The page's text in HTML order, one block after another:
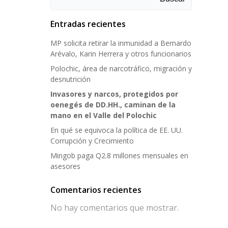
Entradas recientes
MP solicita retirar la inmunidad a Bernardo
Arévalo, Karin Herrera y otros funcionarios
Polochic, área de narcotráfico, migración y
desnutrición
Invasores y narcos, protegidos por
oenegés de DD.HH., caminan de la
mano en el Valle del Polochic
En qué se equivoca la política de EE. UU.
Corrupción y Crecimiento
Mingob paga Q2.8 millones mensuales en
asesores
Comentarios recientes
No hay comentarios que mostrar.